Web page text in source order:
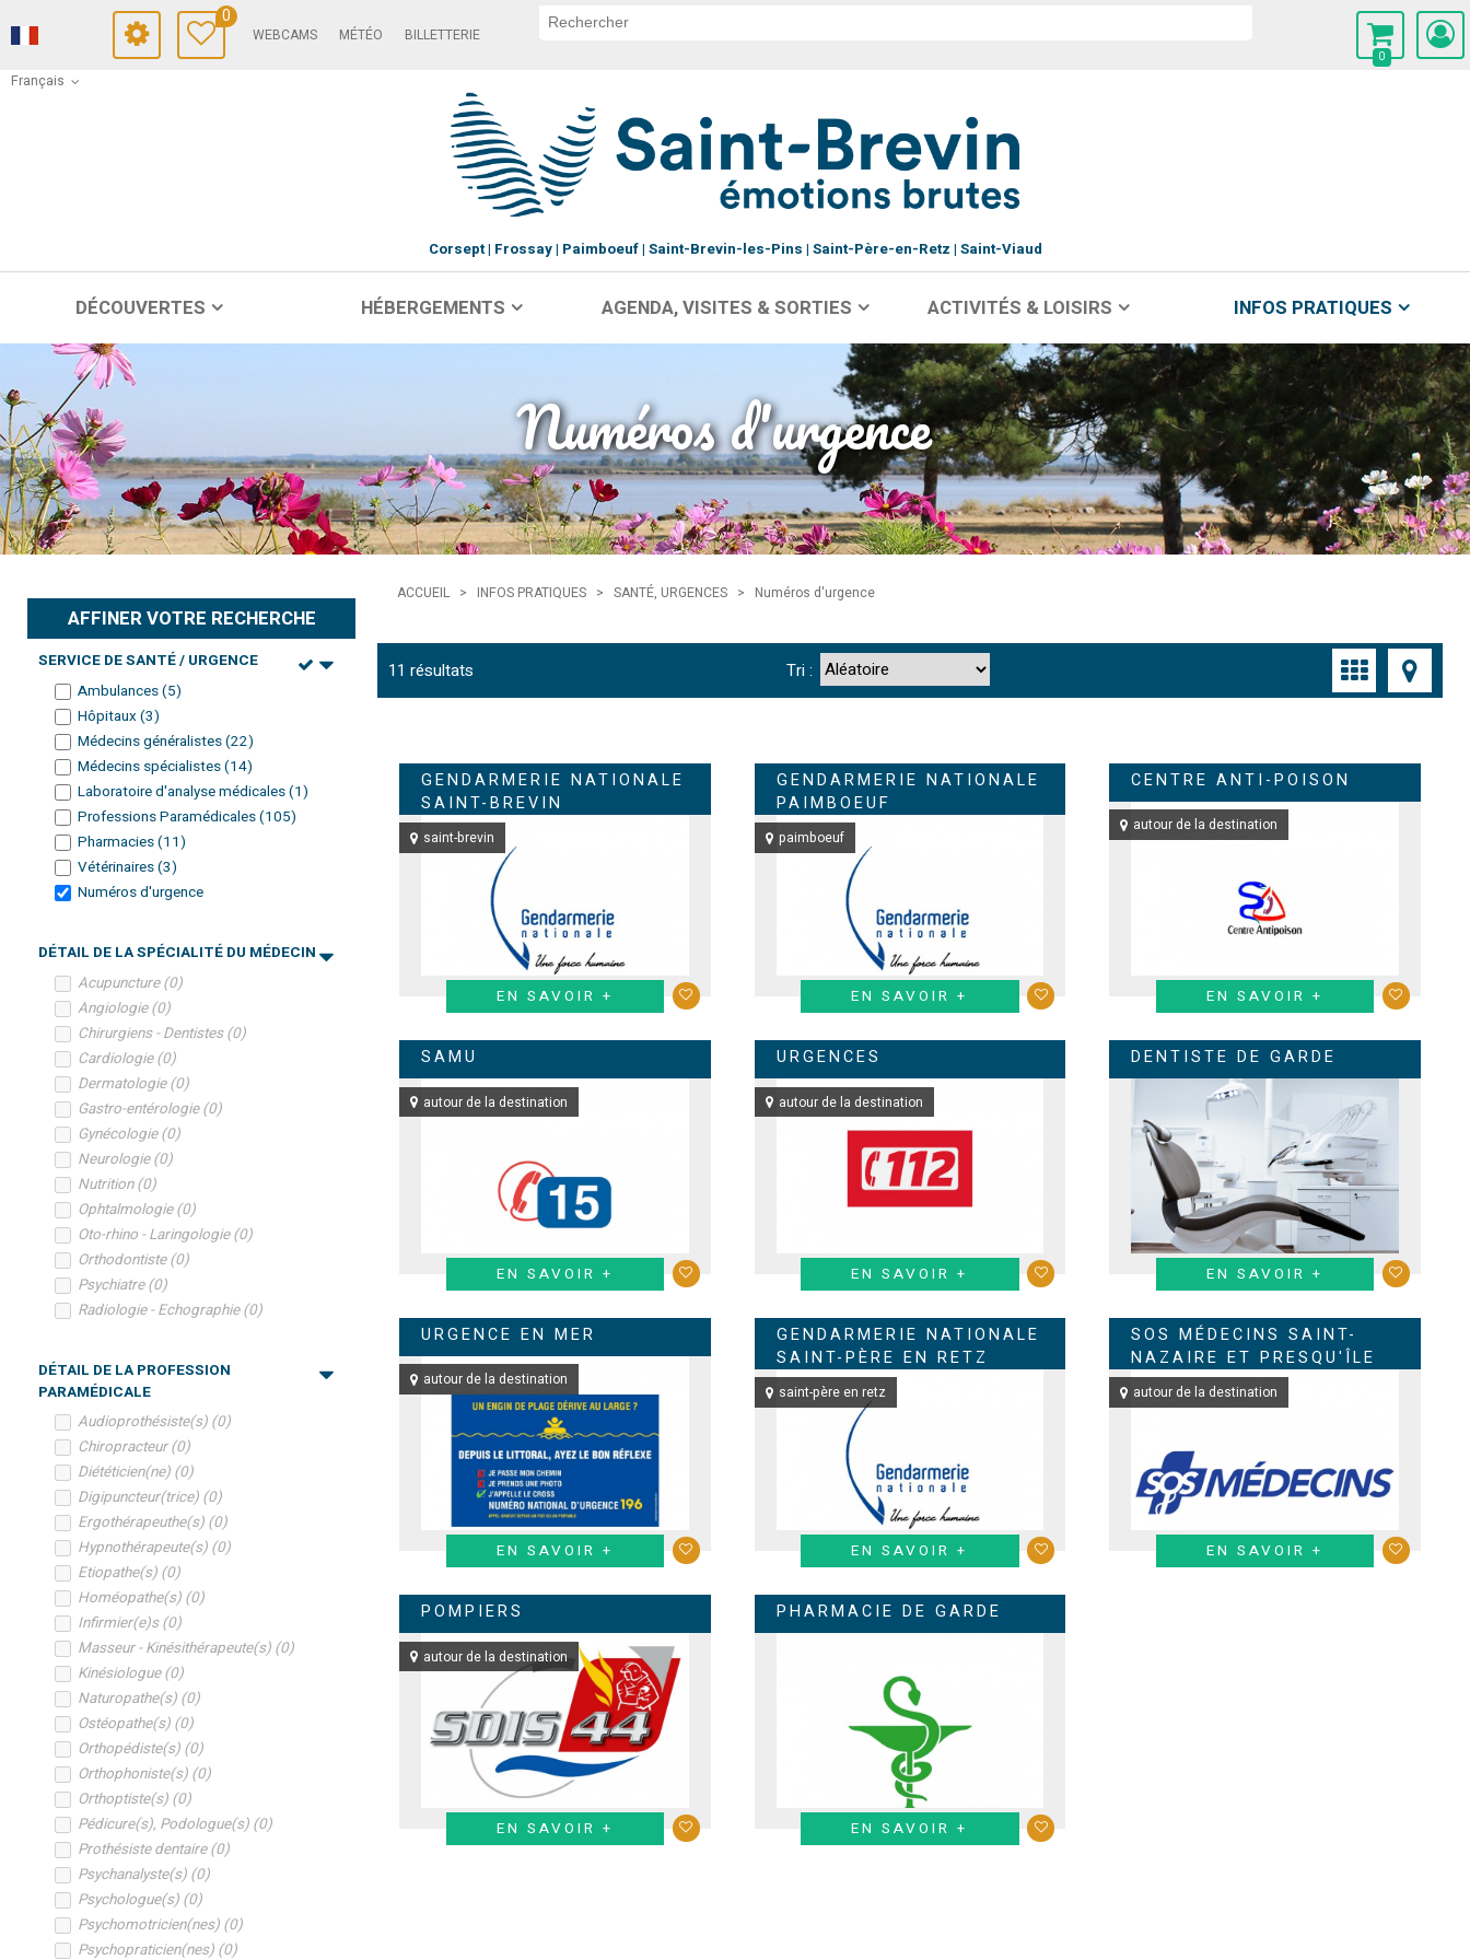
Français
0
WEBCAMS MÉTÉO BILLETTERIE
0
Corsept Frossay Paimboeuf Saint-Brevin-les-Pins Saint-Père-en-Retz Saint-Viaud
DÉCOUVERTES HÉBERGEMENTS AGENDA, VISITES & SORTIES ACTIVITÉS & LOISIRS INFOS PRATIQUES
AFFINER VOTRE RECHERCHE
SERVICE DE SANTÉ / URGENCE
Ambulances(5)
Hôpitaux(3)
Médecins généralistes(22)
Médecins spécialistes(14)
Laboratoire d'analyse médicales(1)
Professions Paramédicales(105)
Pharmacies(11)
Vétérinaires(3)
Numéros d'urgence
DÉTAIL DE LA SPÉCIALITÉ DU MÉDECIN
Acupuncture(0)
Angiologie(0)
Chirurgiens - Dentistes(0)
Cardiologie(0)
Dermatologie(0)
Gastro-entérologie(0)
Gynécologie(0)
Neurologie(0)
Nutrition(0)
Ophtalmologie(0)
Oto-rhino - Laringologie(0)
Orthodontiste(0)
Psychiatre(0)
Radiologie - Echographie(0)
DÉTAIL DE LA PROFESSION
PARAMÉDICALE
Audioprothésiste(s) (0)
Chiropracteur(0)
Diététicien(ne) (0)
Digipuncteur(trice) (0)
Ergothérapeuthe(s) (0)
Hypnothérapeute(s) (0)
Etiopathe(s) (0)
Homéopathe(s) (0)
Infirmier(e)s(0)
Masseur - Kinésithérapeute(s) (0)
Kinésiologue(0)
Naturopathe(s) (0)
Ostéopathe(s) (0)
Orthopédiste(s) (0)
Orthophoniste(s) (0)
Orthoptiste(s) (0)
Pédicure(s), Podologue(s) (0)
Prothésiste dentaire(0)
Psychanalyste(s) (0)
Psychologue(s) (0)
Psychomotricien(nes) (0)
Psychopraticien(nes) (0)
ACCUEIL > INFOS PRATIQUES > SANTÉ, URGENCES > Numéros d'urgence
Numéros d'urgence
11 résultats Tri :
GENDARMERIE NATIONALE
SAINT-BREVIN
saint-brevin
EN SAVOIR +
GENDARMERIE NATIONALE
PAIMBOEUF
paimboeuf
EN SAVOIR +
CENTRE ANTI-POISON
autour de la destination
EN SAVOIR +
SAMU
autour de la destination
EN SAVOIR +
URGENCES
autour de la destination
EN SAVOIR +
DENTISTE DE GARDE
EN SAVOIR +
URGENCE EN MER
autour de la destination
EN SAVOIR +
GENDARMERIE NATIONALE
SAINT-PÈRE EN RETZ
saint-père en retz
EN SAVOIR +
SOS MÉDECINS SAINT-
NAZAIRE ET PRESQU'ÎLE
autour de la destination
EN SAVOIR +
POMPIERS
autour de la destination
EN SAVOIR +
PHARMACIE DE GARDE
EN SAVOIR +